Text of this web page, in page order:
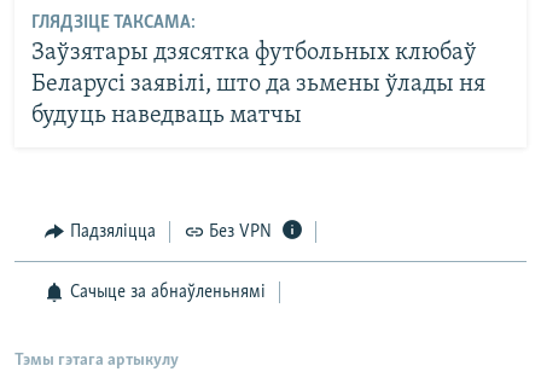
ГЛЯДЗІЦЕ ТАКСАМА:
Заўзятары дзясятка футбольных клюбаў
Беларусі заявілі, што да зьмены ўлады ня
будуць наведваць матчы
Падзяліцца Без VPN
Сачыце за абнаўленьнямі
Тэмы гэтага артыкулу